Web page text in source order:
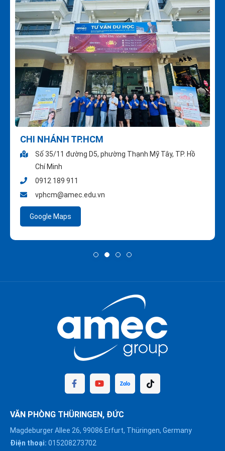
CHI NHÁNH TP.HCM
Số 35/11 đường D5, phường Thạnh Mỹ Tây, TP. Hồ
Chí Minh
0912 189 911
vphcm@amec.edu.vn
Google Maps
VĂN PHÒNG THÜRINGEN, ĐỨC
Magdeburger Allee 26, 99086 Erfurt, Thüringen, Germany
Điện thoại: 015208273702